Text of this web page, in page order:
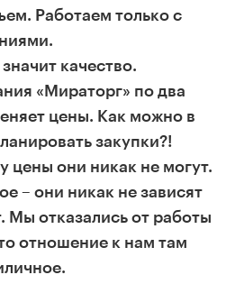
Работаем только с
качество.
«Мираторг» по два
цены. Как можно в
закупки?!
цены они никак не могут.
– они никак не зависят
Мы отказались от работы
отношение к нам там